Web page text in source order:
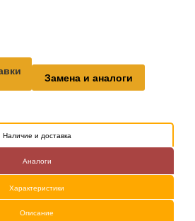
Замена и аналоги
Наличие и доставка
Аналоги
Характеристики
Описание